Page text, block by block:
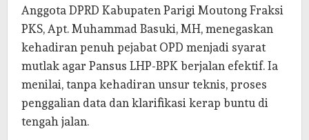
Anggota DPRD Kabupaten Parigi Moutong Fraksi
PKS, Apt. Muhammad Basuki, MH, menegaskan
kehadiran penuh pejabat OPD menjadi syarat
mutlak agar Pansus LHP-BPK berjalan efektif. Ia
menilai, tanpa kehadiran unsur teknis, proses
penggalian data dan klarifikasi kerap buntu di
tengah jalan.